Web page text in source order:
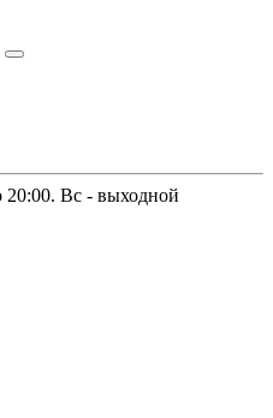
20:00. Вс - выходной